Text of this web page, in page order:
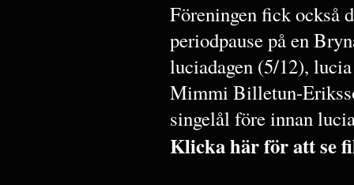
Föreningen fick också
periodpause på en
luciadagen (5/12),
Mimmi Billetun-
singelål före innan
Klicka här för att se